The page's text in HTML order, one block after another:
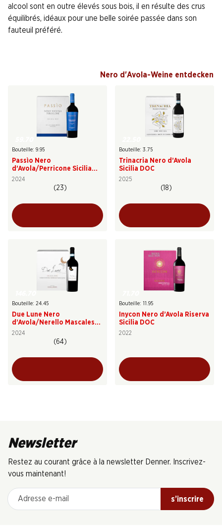
alcool sont en outre élevés sous bois, il en résulte des crus
équilibrés, idéaux pour une belle soirée passée dans son
fauteuil préféré.
Nero d'Avola-Weine entdecken
Bouteille: 9.95
Passìo Nero
d’Avola/Perricone Sicilia
DOC da uve leggermente
2024
(23)
Bouteille: 3.75
Trinacria Nero d’Avola
Sicilia DOC
2025
(18)
Bouteille: 24.45
Due Lune Nero
d’Avola/Nerello Mascalese
Sicilia DOC
2024
(64)
Bouteille: 11.95
Inycon Nero d’Avola Riserva
Sicilia DOC
2022
Newsletter
Restez au courant grâce à la newsletter Denner. Inscrivez-
vous maintenant!
Adresse e-mail
s’inscrire